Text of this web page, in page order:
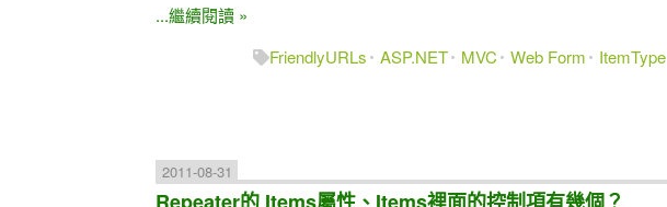
...繼續閱讀 »
FriendlyURLs
ASP.NET MVC Web Form ItemType
2011-08-31
Repeater的 Items屬性、Items裡面的控制項有幾個？